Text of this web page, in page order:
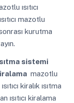
ısıtıcı
mazotlu
kurutma
sistemi
mazotlu
kiralık ısıtma
ısıtıcı kiralama